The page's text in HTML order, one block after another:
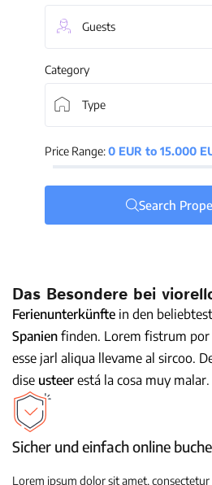
Guests
Category
Type
Price Range:0 EUR to 15.000
Search
Das Besondere bei
Ferienunterkünfte in den
Spanien finden. Lorem fistrum por
esse jarl aliqua llevame al sircoo.
dise usteer está la cosa muy malar.
Sicher und einfach online
Lorem ipsum dolor sit amet,